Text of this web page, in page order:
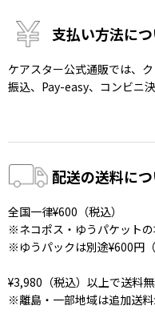
支払い方法につ
ケアスター公式通販では、
振込、Pay-easy、コンビニ
配送の送料につ
全国一律¥600（税込）
※ネコポス・ゆうパケットの
※ゆうパックは別途¥600円（
¥3,980（税込）以上で送料無
※離島・一部地域は追加送料